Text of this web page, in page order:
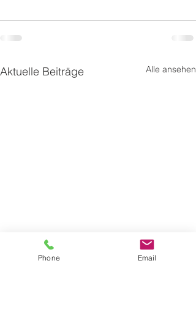
Aktuelle Beiträge Alle ansehen
Phone Email